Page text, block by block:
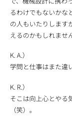
るわけでもないかな
の人もいたりします
えるのかもしれませ
K. A.）
学問と仕事はまた違
K. R.）
そこは向上心とやる
（笑）。